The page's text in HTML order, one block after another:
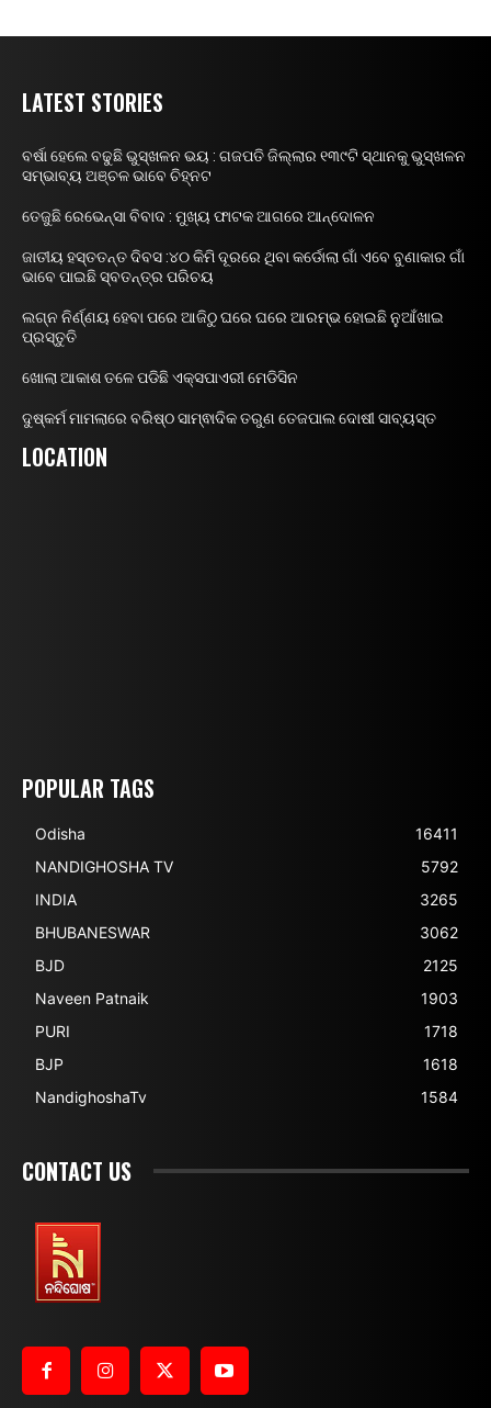
LATEST STORIES
ବର୍ଷା ହେଲେ ବଢୁଛି ଭୁସ୍ଖଳନ ଭୟ : ଗଜପତି ଜିଲ୍ଲାର ୧୩୯ଟି ସ୍ଥାନକୁ ଭୁସ୍ଖଳନ
ସମ୍ଭାବ୍ୟ ଅଞ୍ଚଳ ଭାବେ ଚିହ୍ନଟ
ତେଜୁଛି ରେଭେନ୍ସା ବିବାଦ : ମୁଖ୍ୟ ଫାଟକ ଆଗରେ ଆନ୍ଦୋଳନ
ଜାତୀୟ ହସ୍ତତନ୍ତ ଦିବସ :୪୦ କିମି ଦୂରରେ ଥିବା କର୍ଡୋଲା ଗାଁ ଏବେ ବୁଣାକାର ଗାଁ
ଭାବେ ପାଇଛି ସ୍ବତନ୍ତ୍ର ପରିଚୟ
ଲଗ୍ନ ନିର୍ଣ୍ଣୟ ହେବା ପରେ ଆଜିଠୁ ଘରେ ଘରେ ଆରମ୍ଭ ହୋଇଛି ନୁଆଁଖାଇ
ପ୍ରସ୍ତୁତି
ଖୋଲା ଆକାଶ ତଳେ ପଡିଛି ଏକ୍ସପାଏରୀ ମେଡିସିନ
ଦୁଷ୍କର୍ମ ମାମଲାରେ ବରିଷ୍ଠ ସାମ୍ଵାଦିକ ତରୁଣ ତେଜପାଲ ଦୋଷୀ ସାବ୍ୟସ୍ତ
LOCATION
POPULAR TAGS
Odisha
16411
NANDIGHOSHA TV
5792
INDIA
3265
BHUBANESWAR
3062
BJD
2125
Naveen Patnaik
1903
PURI
1718
BJP
1618
NandighoshaTv
1584
CONTACT US